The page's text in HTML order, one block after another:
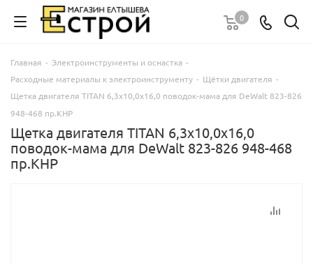
0
Главная - Электроинструменты и оснастка -
Расходные материалы к электроинструменту - Щётки двигателя -
Щетка двигателя TITAN 6,3х10,0х16,0 поводок-мама для DeWalt 823-826
948-468 пр.КНР
Щетка двигателя TITAN 6,3х10,0х16,0
поводок-мама для DeWalt 823-826 948-468
пр.КНР